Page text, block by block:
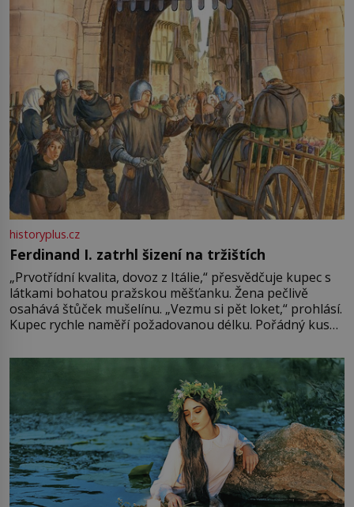
Francie, kde se traduje,
historyplus.cz
Ferdinand I. zatrhl šizení na tržištích
„Prvotřídní kvalita, dovoz z Itálie,“ přesvědčuje kupec s
látkami bohatou pražskou měšťanku. Žena pečlivě
osahává štůček mušelínu. „Vezmu si pět loket,“ prohlásí.
Kupec rychle naměří požadovanou délku. Pořádný kus
milostpaní. Stačí jenom na sukni,“ zhodnotí švadlena
množství růžového mušelínu. „Ošidili vás, podívejte.“